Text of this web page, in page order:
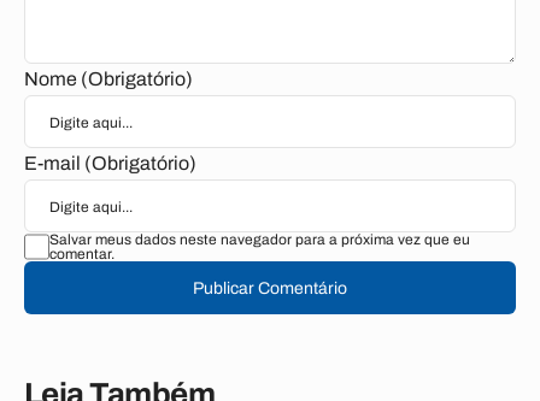
Nome (Obrigatório)
E-mail (Obrigatório)
Salvar meus dados neste navegador para a próxima vez que eu
comentar.
Publicar Comentário
Leia Também